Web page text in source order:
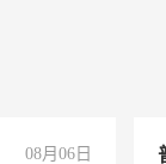
08月06日